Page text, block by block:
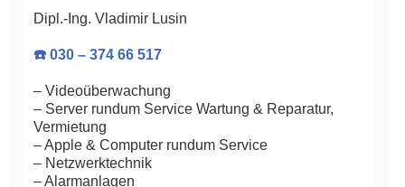
Dipl.-Ing. Vladimir Lusin
☎️ 030 – 374 66 517
– Videoüberwachung
– Server rundum Service Wartung & Reparatur,
Vermietung
– Apple & Computer rundum Service
– Netzwerktechnik
– Alarmanlagen